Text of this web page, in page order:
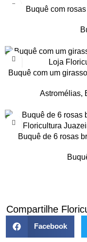
Buquê com
Buquê com um
Astromélias,
Buquê de 6 rosas
Compartilhe
Facebook